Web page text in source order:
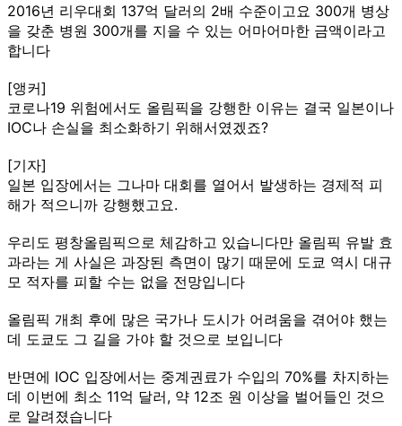
2016년 리우대회 137억 달러의 2배 수준이고요 300개 병상
을 갖춘 병원 300개를 지을 수 있는 어마어마한 금액이라고
합니다
[앵커]
코로나19 위험에서도 올림픽을 강행한 이유는 결국 일본이나
IOC나 손실을 최소화하기 위해서였겠죠?
[기자]
일본 입장에서는 그나마 대회를 열어서 발생하는 경제적 피
해가 적으니까 강행했고요.
우리도 평창올림픽으로 체감하고 있습니다만 올림픽 유발 효
과라는 게 사실은 과장된 측면이 많기 때문에 도쿄 역시 대규
모 적자를 피할 수는 없을 전망입니다
올림픽 개최 후에 많은 국가나 도시가 어려움을 겪어야 했는
데 도쿄도 그 길을 가야 할 것으로 보입니다
반면에 IOC 입장에서는 중계권료가 수입의 70%를 차지하는
데 이번에 최소 11억 달러, 약 12조 원 이상을 벌어들인 것으
로 알려졌습니다